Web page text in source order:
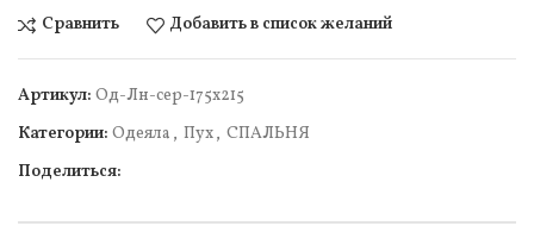
Сравнить Добавить в список желаний
Артикул: Од-Лн-сер-175х215
Категории: Одеяла , Пух, СПАЛЬНЯ
Поделиться: